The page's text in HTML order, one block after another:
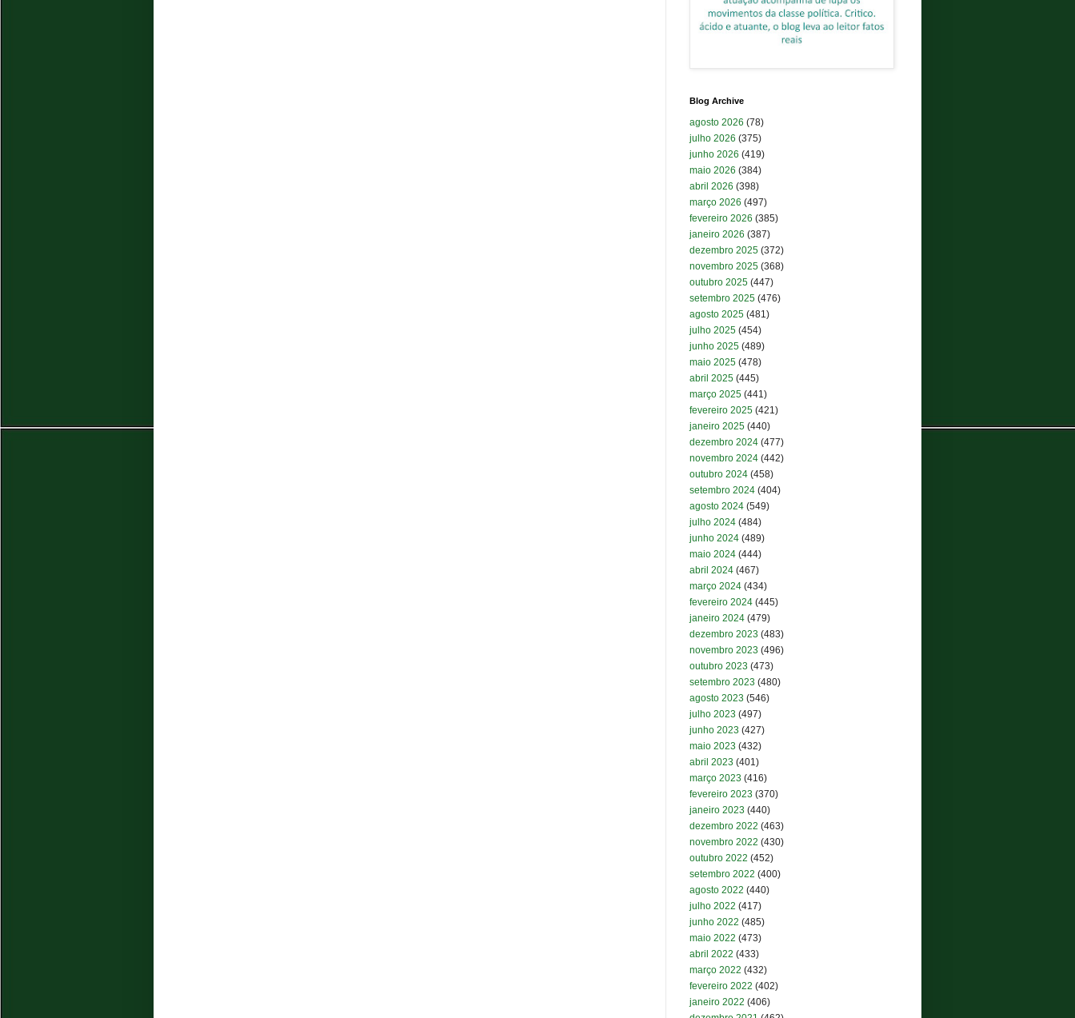
Blog Archive
agosto 2026 (78)
julho 2026 (375)
junho 2026 (419)
maio 2026 (384)
abril 2026 (398)
março 2026 (497)
fevereiro 2026 (385)
janeiro 2026 (387)
dezembro 2025 (372)
novembro 2025 (368)
outubro 2025 (447)
setembro 2025 (476)
agosto 2025 (481)
julho 2025 (454)
junho 2025 (489)
maio 2025 (478)
abril 2025 (445)
março 2025 (441)
fevereiro 2025 (421)
janeiro 2025 (440)
dezembro 2024 (477)
novembro 2024 (442)
outubro 2024 (458)
setembro 2024 (404)
agosto 2024 (549)
julho 2024 (484)
junho 2024 (489)
maio 2024 (444)
abril 2024 (467)
março 2024 (434)
fevereiro 2024 (445)
janeiro 2024 (479)
dezembro 2023 (483)
novembro 2023 (496)
outubro 2023 (473)
setembro 2023 (480)
agosto 2023 (546)
julho 2023 (497)
junho 2023 (427)
maio 2023 (432)
abril 2023 (401)
março 2023 (416)
fevereiro 2023 (370)
janeiro 2023 (440)
dezembro 2022 (463)
novembro 2022 (430)
outubro 2022 (452)
setembro 2022 (400)
agosto 2022 (440)
julho 2022 (417)
junho 2022 (485)
maio 2022 (473)
abril 2022 (433)
março 2022 (432)
fevereiro 2022 (402)
janeiro 2022 (406)